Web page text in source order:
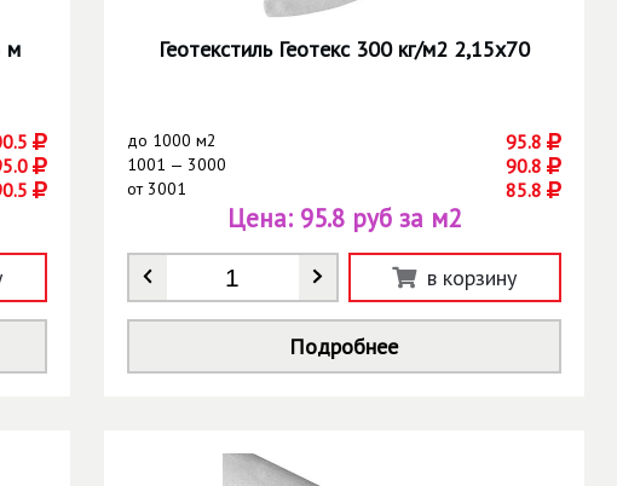
м
Геотекстиль Геотекс 300 кг/м2 2,15х70
до 1000 м2 95.8
1001 — 3000 90.8
от3001 85.8
Количество *
Цена: 95.8 руб за м2
в корзину
Подробнее